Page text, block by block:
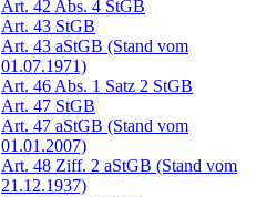
Art. 42 Abs. 4 StGB
Art. 43 StGB
Art. 43 aStGB (Stand vom
01.07.1971)
Art. 46 Abs. 1 Satz 2 StGB
Art. 47 StGB
Art. 47 aStGB (Stand vom
01.01.2007)
Art. 48 Ziff. 2 aStGB (Stand vom
21.12.1937)